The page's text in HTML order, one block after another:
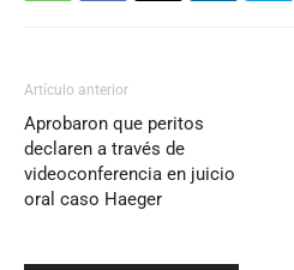
Artículo anterior
Aprobaron que peritos
declaren a través de
videoconferencia en juicio
oral caso Haeger